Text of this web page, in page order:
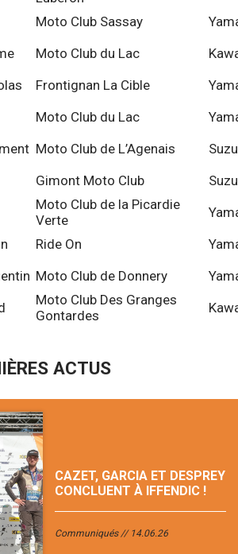
Moto Club Sassay
Moto Club du Lac
Frontignan La Cible
Moto Club du Lac
Moto Club de L’Agenais
Gimont Moto Club
Moto Club de la Picardie
Verte
Ride On
Moto Club de Donnery
Moto Club Des Granges
Gontardes
ACTUS
CAZET, GARCIA ET DESPREY
CONCLUENT À IFFENDIC !
Communiqués 14.06.26